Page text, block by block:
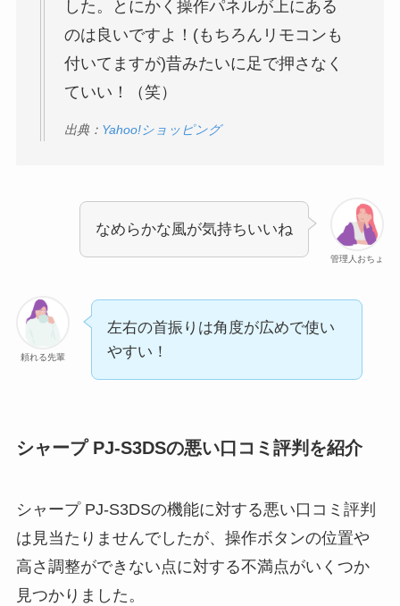
した。とにかく操作パネルが上にある
のは良いですよ！(もちろんリモコンも
付いてますが)昔みたいに足で押さなく
ていい！（笑）
出典： Yahoo!ショッピング
管理人おちょ
なめらかな風が気持ちいいね
頼れる先輩
左右の首振りは角度が広めで使い
やすい！
シャープ PJ-S3DSの悪い口コミ評判を紹介
シャープ PJ-S3DSの機能に対する悪い口コミ評判
は見当たりませんでしたが、操作ボタンの位置や
高さ調整ができない点に対する不満点がいくつか
見つかりました。